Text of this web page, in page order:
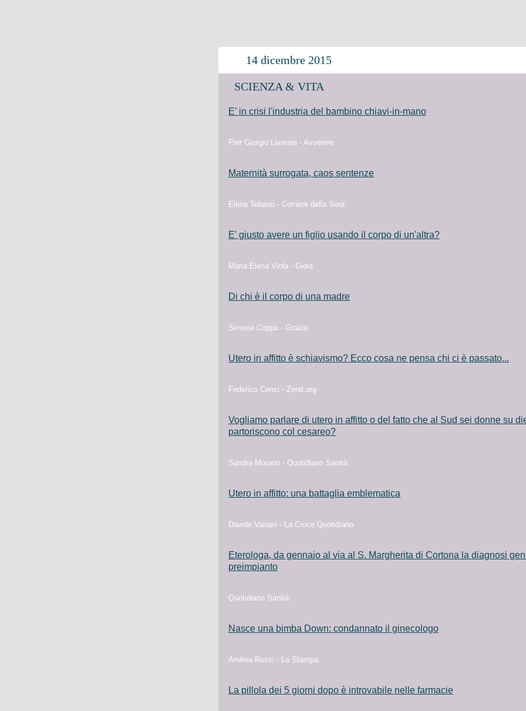
14 dicembre 2015
SCIENZA & VITA
E' in crisi l'industria del bambino chiavi-in-mano
Pier Giorgio Liverani - Avvenire
Maternità surrogata, caos sentenze
Elena Tebano - Corriere della Sera
E' giusto avere un figlio usando il corpo di un'altra?
Maria Elena Viola - Gioia
Di chi è il corpo di una madre
Simona Coppa - Grazia
Utero in affitto è schiavismo? Ecco cosa ne pensa chi ci è passato...
Federico Cenci - Zenit.org
Vogliamo parlare di utero in affitto o del fatto che al Sud sei donne su
partoriscono col cesareo?
Sandra Morano - Quotidiano Sanità
Utero in affitto: una battaglia emblematica
Davide Vairani - La Croce Quotidiano
Eterologa, da gennaio al via al S. Margherita di Cortona la diagnosi
preimpianto
Quotidiano Sanità
Nasce una bimba Down: condannato il ginecologo
Andrea Rossi - La Stampa
La pillola dei 5 giorni dopo è introvabile nelle farmacie